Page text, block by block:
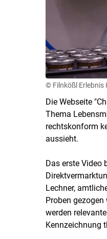
© Filnkößl Erlebnis
Die Webseite
Thema
rechtskonform
aussieht.
Das erste Video
Lechner,
Proben
werden
Kennzeichnung